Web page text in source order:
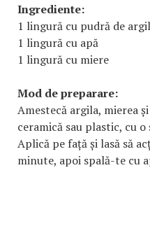
Ingrediente:
1 lingură cu pudră de
1 lingură cu apă
1 lingură cu miere
Mod de preparare:
Amestecă argila, mierea
ceramică sau plastic, cu
Aplică pe față și lasă să
minute, apoi spală-te cu